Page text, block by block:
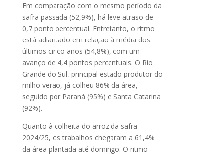
Em comparação com o mesmo período da
safra passada (52,9%), há leve atraso de
0,7 ponto percentual. Entretanto, o ritmo
está adiantado em relação à média dos
últimos cinco anos (54,8%), com um
avanço de 4,4 pontos percentuais. O Rio
Grande do Sul, principal estado produtor do
milho verão, já colheu 86% da área,
seguido por Paraná (95%) e Santa Catarina
(92%).
Quanto à colheita do arroz da safra
2024/25, os trabalhos chegaram a 61,4%
da área plantada até domingo. O ritmo